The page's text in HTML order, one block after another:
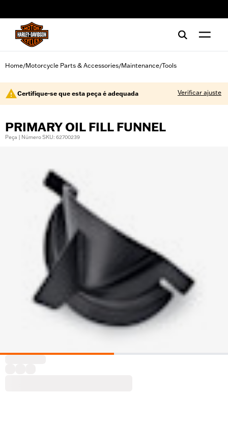
Home/Motorcycle Parts & Accessories/Maintenance/Tools
Certifique-se que esta peça é adequada Verificar ajuste
PRIMARY OIL FILL FUNNEL
Peça | Número SKU: 62700239